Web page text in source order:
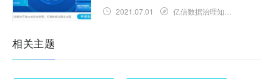
2021.07.01 亿信数据治理知识库
相关主题